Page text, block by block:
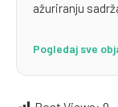
ažuriranju
Pogledaj sve